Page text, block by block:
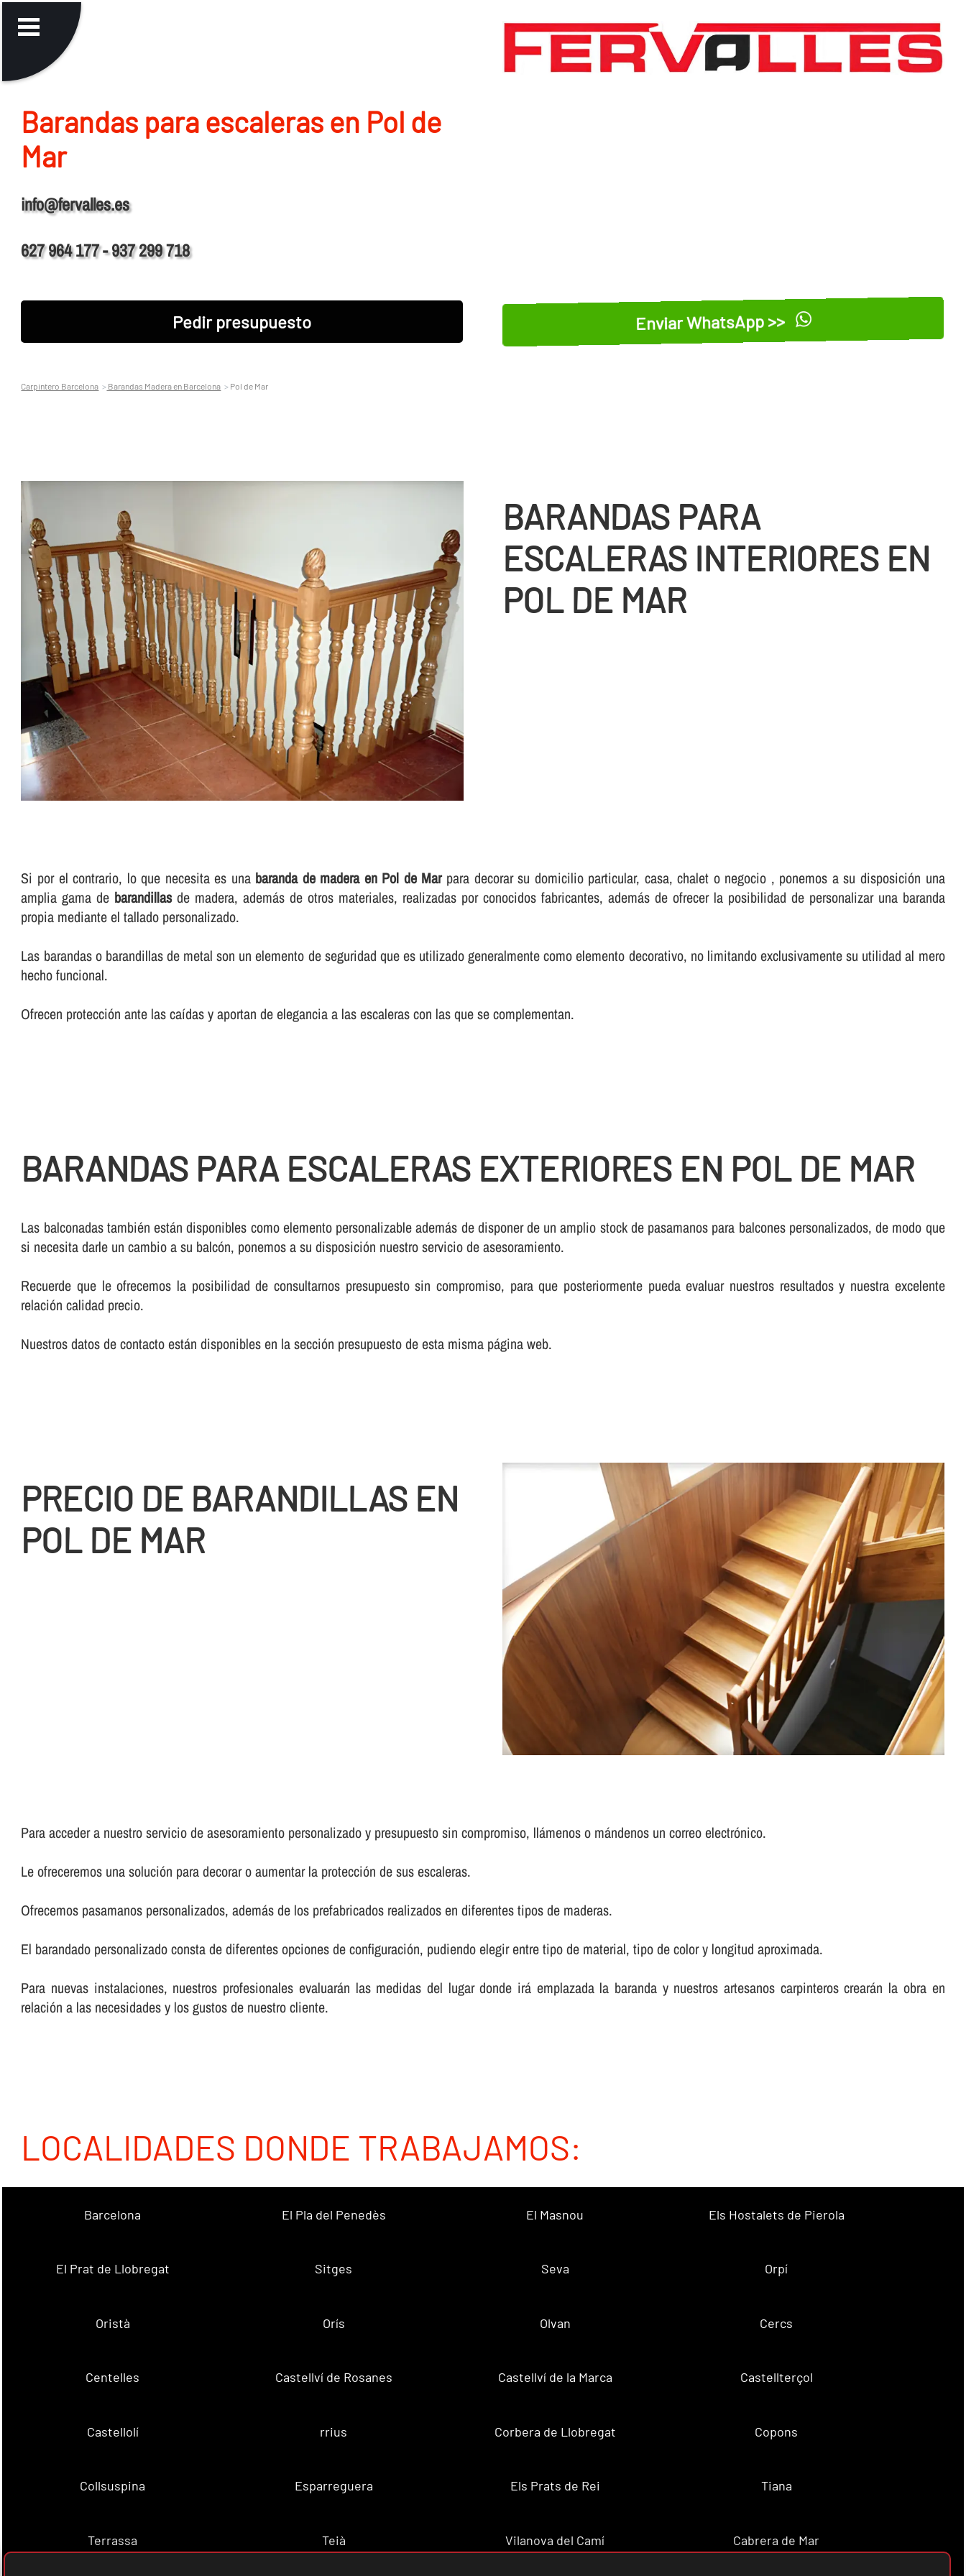
Barandas para escaleras en Pol de
Mar
info@fervalles.es
627 964 177 - 937 299 718
Pedir presupuesto Enviar WhatsApp >>
Carpintero Barcelona Barandas Madera en Barcelona Pol de Mar
BARANDAS PARA
ESCALERAS INTERIORES EN
POL DE MAR
Si por el contrario, lo que necesita es una baranda de madera en Pol de Marpara decorar su domicilio particular, casa, chalet o negocio , ponemos a su disposición una
amplia gama de barandillasde madera, además de otros materiales, realizadas por conocidos fabricantes, además de ofrecer la posibilidad de personalizar una baranda
propia mediante el tallado personalizado.
Las barandas o barandillas de metal son un elemento de seguridad que es utilizado generalmente como elemento decorativo, no limitando exclusivamente su utilidad al mero
hecho funcional.
Ofrecen protección ante las caí­das y aportan de elegancia a las escaleras con las que se complementan.
BARANDAS PARA ESCALERAS EXTERIORES EN POL DE MAR
Las balconadas también están disponibles como elemento personalizable además de disponer de un amplio stock de pasamanos para balcones personalizados, de modo que
si necesita darle un cambio a su balcón, ponemos a su disposición nuestro servicio de asesoramiento.
Recuerde que le ofrecemos la posibilidad de consultarnos presupuesto sin compromiso, para que posteriormente pueda evaluar nuestros resultados y nuestra excelente
relación calidad precio.
Nuestros datos de contacto están disponibles en la sección presupuesto de esta misma página web.
PRECIO DE BARANDILLAS EN
POL DE MAR
Para acceder a nuestro servicio de asesoramiento personalizado y presupuesto sin compromiso, llámenos o mándenos un correo electrónico.
Le ofreceremos una solución para decorar o aumentar la protección de sus escaleras.
Ofrecemos pasamanos personalizados, además de los prefabricados realizados en diferentes tipos de maderas.
El barandado personalizado consta de diferentes opciones de configuración, pudiendo elegir entre tipo de material, tipo de color y longitud aproximada.
Para nuevas instalaciones, nuestros profesionales evaluarán las medidas del lugar donde irá emplazada la baranda y nuestros artesanos carpinteros crearán la obra en
relación a las necesidades y los gustos de nuestro cliente.
LOCALIDADES DONDE TRABAJAMOS:
Barcelona El Pla del Penedès El Masnou Els Hostalets de Pierola
El Prat de Llobregat Sitges Seva Orpí
Oristà Orís Olvan Cercs
Centelles Castellví de Rosanes Castellví de la Marca Castellterçol
Castellolí rrius Corbera de Llobregat Copons
Collsuspina Esparreguera Els Prats de Rei Tiana
Terrassa Teià Vilanova del Camí Cabrera de Mar